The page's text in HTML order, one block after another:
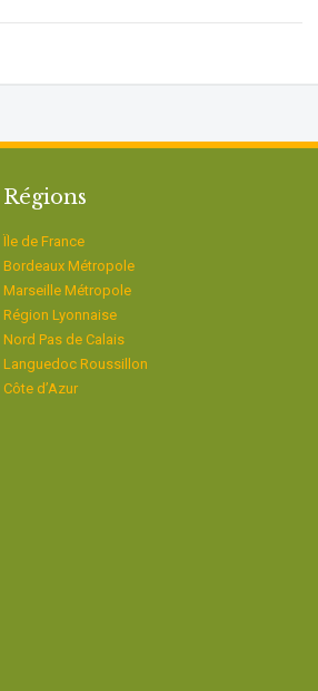
Régions
Ïle de France
Bordeaux Métropole
Marseille Métropole
Région Lyonnaise
Nord Pas de Calais
Languedoc Roussillon
Côte d’Azur